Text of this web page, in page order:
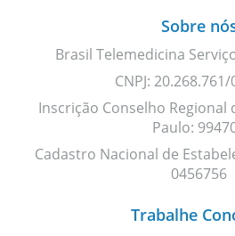
Sobre
Brasil Telemedicina
CNPJ:
Inscrição Conselho Regional
Paulo:
Cadastro Nacional de
0456756
Trabalhe